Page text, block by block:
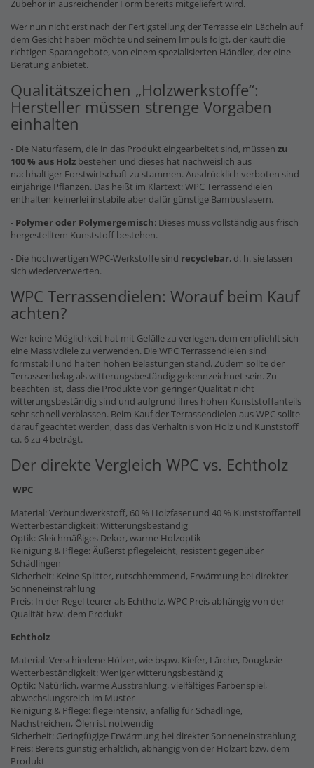
Zubehör in ausreichender Form bereits mitgeliefert wird.
Wer nun nicht erst nach der Fertigstellung der Terrasse ein Lächeln auf
dem Gesicht haben möchte und seinem Impuls folgt, der kauft die
richtigen Sparangebote, von einem spezialisierten Händler, der eine
Beratung anbietet.
Qualitätszeichen „Holzwerkstoffe“:
Hersteller müssen strenge Vorgaben
einhalten
- Die Naturfasern, die in das Produkt eingearbeitet sind, müssen zu
100 % aus Holz bestehen und dieses hat nachweislich aus
nachhaltiger Forstwirtschaft zu stammen. Ausdrücklich verboten sind
einjährige Pflanzen. Das heißt im Klartext: WPC Terrassendielen
enthalten keinerlei instabile aber dafür günstige Bambusfasern.
- Polymer oder Polymergemisch: Dieses muss vollständig aus frisch
hergestelltem Kunststoff bestehen.
- Die hochwertigen WPC-Werkstoffe sind recyclebar, d. h. sie lassen
sich wiederverwerten.
WPC Terrassendielen: Worauf beim Kauf
achten?
Wer keine Möglichkeit hat mit Gefälle zu verlegen, dem empfiehlt sich
eine Massivdiele zu verwenden. Die WPC Terrassendielen sind
formstabil und halten hohen Belastungen stand. Zudem sollte der
Terrassenbelag als witterungsbeständig gekennzeichnet sein. Zu
beachten ist, dass die Produkte von geringer Qualität nicht
witterungsbeständig sind und aufgrund ihres hohen Kunststoffanteils
sehr schnell verblassen. Beim Kauf der Terrassendielen aus WPC sollte
darauf geachtet werden, dass das Verhältnis von Holz und Kunststoff
ca. 6 zu 4 beträgt.
Der direkte Vergleich WPC vs. Echtholz
WPC
Material: Verbundwerkstoff, 60 % Holzfaser und 40 % Kunststoffanteil
Wetterbeständigkeit: Witterungsbeständig
Optik: Gleichmäßiges Dekor, warme Holzoptik
Reinigung & Pflege: Äußerst pflegeleicht, resistent gegenüber
Schädlingen
Sicherheit: Keine Splitter, rutschhemmend, Erwärmung bei direkter
Sonneneinstrahlung
Preis: In der Regel teurer als Echtholz, WPC Preis abhängig von der
Qualität bzw. dem Produkt
Echtholz
Material: Verschiedene Hölzer, wie bspw. Kiefer, Lärche, Douglasie
Wetterbeständigkeit: Weniger witterungsbeständig
Optik: Natürlich, warme Ausstrahlung, vielfältiges Farbenspiel,
abwechslungsreich im Muster
Reinigung & Pflege: flegeintensiv, anfällig für Schädlinge,
Nachstreichen, Ölen ist notwendig
Sicherheit: Geringfügige Erwärmung bei direkter Sonneneinstrahlung
Preis: Bereits günstig erhältlich, abhängig von der Holzart bzw. dem
Produkt